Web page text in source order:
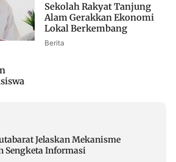
Sekolah Rakyat Tanjung
Alam Gerakkan Ekonomi
Lokal Berkembang
Berita
Jelaskan Mekanisme
Sengketa Informasi